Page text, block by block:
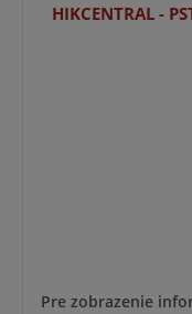
HIKCENTRAL -
Pre zobrazenie